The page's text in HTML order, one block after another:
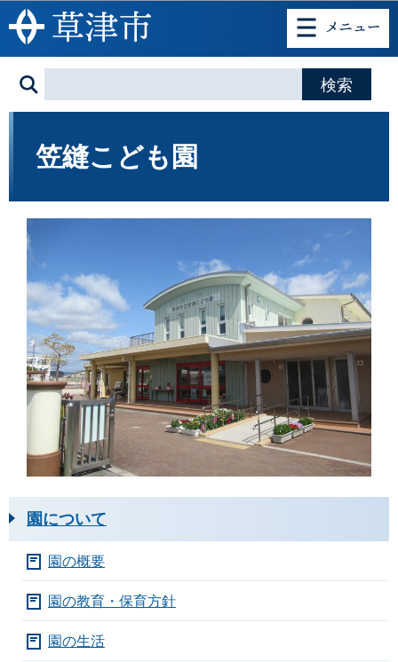
このページの本文へ移動
笠縫こども園
園について
園の概要
園の教育・保育方針
園の生活